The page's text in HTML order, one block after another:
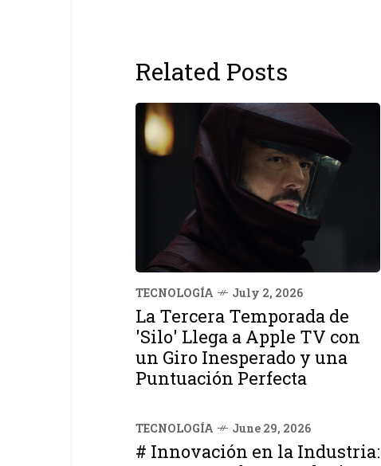
Related Posts
TECNOLOGÍA July 2, 2026
La Tercera Temporada de
'Silo' Llega a Apple TV con
un Giro Inesperado y una
Puntuación Perfecta
TECNOLOGÍA June 29, 2026
# Innovación en la Industria: